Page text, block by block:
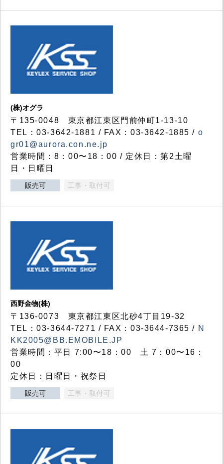
(株)オグラ
〒135-0048 東京都江東区門前仲町1-13-10
TEL：03-3642-1881 / FAX：03-3642-1885 / o
gr01@aurora.con.ne.jp
営業時間：8：00〜18：00 / 定休日：第2土曜
日・日曜日
販売可 工事・取付可
西野金物(株)
〒136-0073 東京都江東区北砂4丁目19-32
TEL：03‐3644‐7271 / FAX：03-3644-7365 / N
KK2005@BB.EMOBILE.JP
営業時間：平日 7:00〜18：00 土 7：00〜16：
00
定休日：日曜日・祝祭日
販売可 工事・取付可